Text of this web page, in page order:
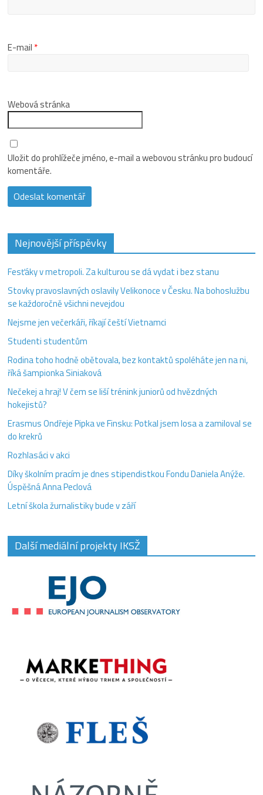
E-mail *
Webová stránka
Uložit do prohlížeče jméno, e-mail a webovou stránku pro budoucí
komentáře.
Nejnovější příspěvky
Fesťáky v metropoli. Za kulturou se dá vydat i bez stanu
Stovky pravoslavných oslavily Velikonoce v Česku. Na bohoslužbu
se každoročně všichni nevejdou
Nejsme jen večerkáři, říkají čeští Vietnamci
Studenti studentům
Rodina toho hodně obětovala, bez kontaktů spoléháte jen na ni,
říká šampionka Siniaková
Nečekej a hraj! V čem se liší trénink juniorů od hvězdných
hokejistů?
Erasmus Ondřeje Pipka ve Finsku: Potkal jsem losa a zamiloval se
do krekrů
Rozhlasáci v akci
Díky školním pracím je dnes stipendistkou Fondu Daniela Anýže.
Úspěšná Anna Peclová
Letní škola žurnalistiky bude v září
Další mediální projekty IKSŽ